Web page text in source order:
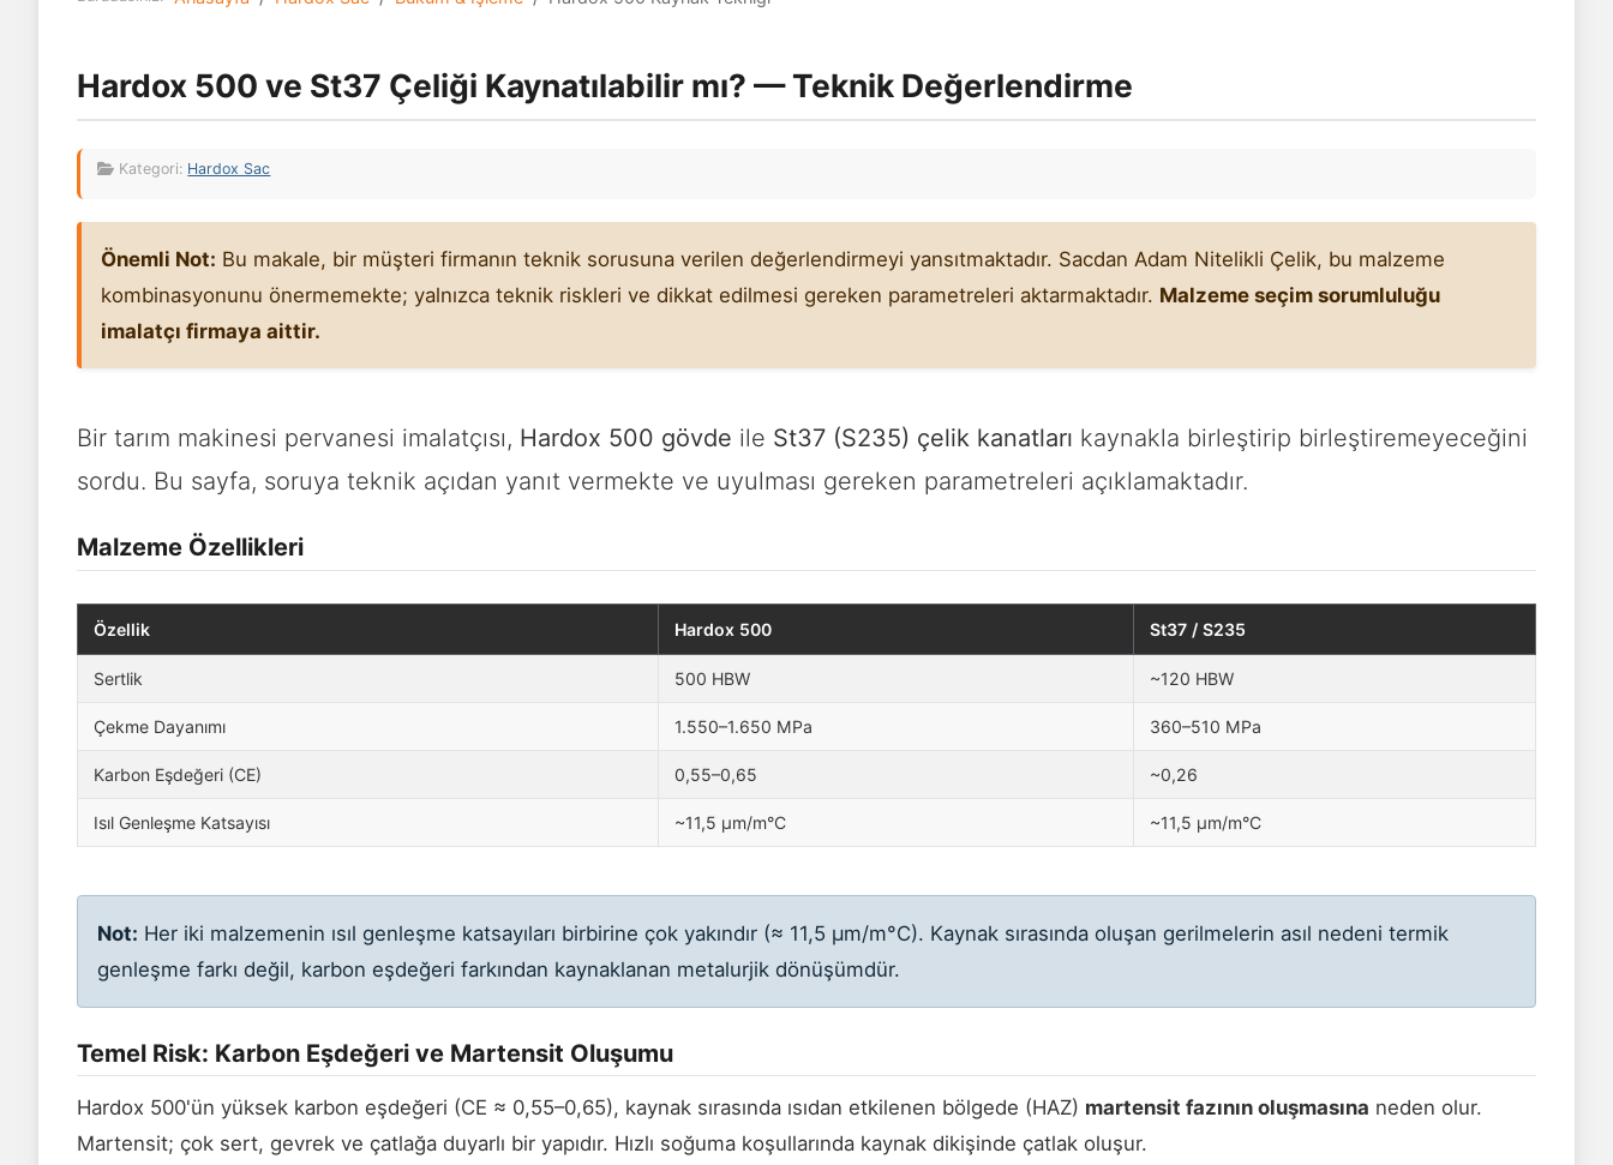
Hardox 500 ve St37 Çeliği Kaynatılabilir mı? — Teknik Değerlendirme
Kategori: Hardox Sac
Önemli Not: Bu makale, bir müşteri firmanın teknik sorusuna verilen değerlendirmeyi yansıtmaktadır. Sacdan Adam Nitelikli Çelik, bu malzeme
kombinasyonunu önermemekte; yalnızca teknik riskleri ve dikkat edilmesi gereken parametreleri aktarmaktadır. Malzeme seçim sorumluluğu
imalatçı firmaya aittir.
Bir tarım makinesi pervanesi imalatçısı, Hardox 500 gövde ile St37 (S235) çelik kanatları kaynakla birleştirip birleştiremeyeceğini
sordu. Bu sayfa, soruya teknik açıdan yanıt vermekte ve uyulması gereken parametreleri açıklamaktadır.
Malzeme Özellikleri
Özellik Hardox 500 St37 / S235
Sertlik 500 HBW ~120 HBW
Çekme Dayanımı 1.550–1.650 MPa 360–510 MPa
Karbon Eşdeğeri (CE) 0,55–0,65 ~0,26
Isıl Genleşme Katsayısı ~11,5 µm/m°C ~11,5 µm/m°C
Not: Her iki malzemenin ısıl genleşme katsayıları birbirine çok yakındır (≈ 11,5 µm/m°C). Kaynak sırasında oluşan gerilmelerin asıl nedeni termik
genleşme farkı değil, karbon eşdeğeri farkından kaynaklanan metalurjik dönüşümdür.
Temel Risk: Karbon Eşdeğeri ve Martensit Oluşumu
Hardox 500'ün yüksek karbon eşdeğeri (CE ≈ 0,55–0,65), kaynak sırasında ısıdan etkilenen bölgede (HAZ) martensit fazının oluşmasına neden olur.
Martensit; çok sert, gevrek ve çatlağa duyarlı bir yapıdır. Hızlı soğuma koşullarında kaynak dikişinde çatlak oluşur.